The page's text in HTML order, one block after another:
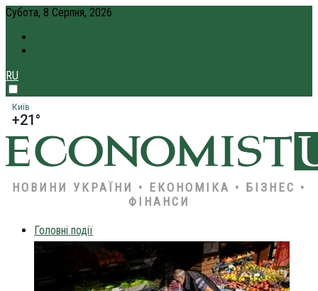
Субота, 8 Серпня, 2026
RU
Київ
+21°
НОВИНИ УКРАЇНИ • ЕКОНОМІКА • БІЗНЕС •
ФІНАНСИ
Головні події